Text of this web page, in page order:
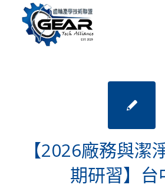
【2026廠務與潔
期研習】台